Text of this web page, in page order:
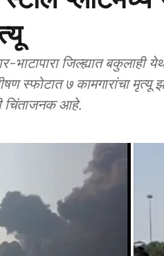
भाटापारा जिल्ह्यात बकुलाही
स्फोटात ७ कामगारांचा
चिंताजनक आहे.